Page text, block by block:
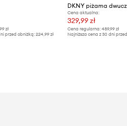
zł
przed obniżką: 224,99 zł
Cena aktualna:
329,99 zł
Cena regularna:489,99 zł
Najniższa cena z 30 dni